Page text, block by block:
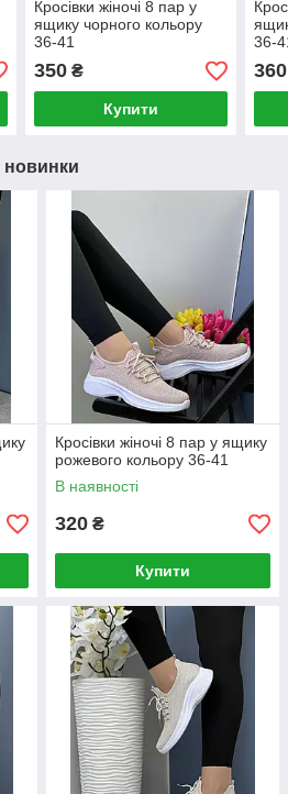
Кросівки жіночі 8 пар у
ящику чорного кольору
36-41
350₴
Купити
36-
360
новинки
Кросівки жіночі 8 пар у ящику
рожевого кольору 36-41
В наявності
320 ₴
Купити